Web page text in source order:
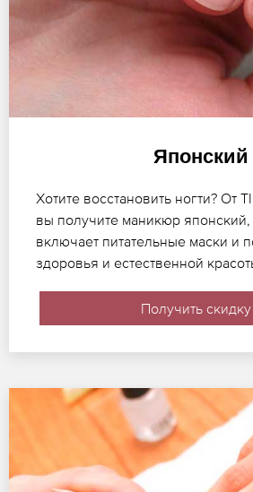
Японский
Хотите восстановить ногти? От
вы получите маникюр японский,
включает питательные маски и
здоровья и естественной
Получить скидку